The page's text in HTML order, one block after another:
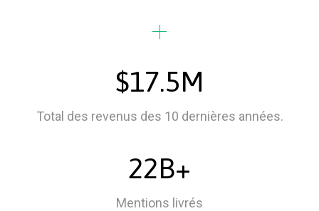
$17.5M
Total des revenus des 10 dernières années.
22B+
Mentions livrés